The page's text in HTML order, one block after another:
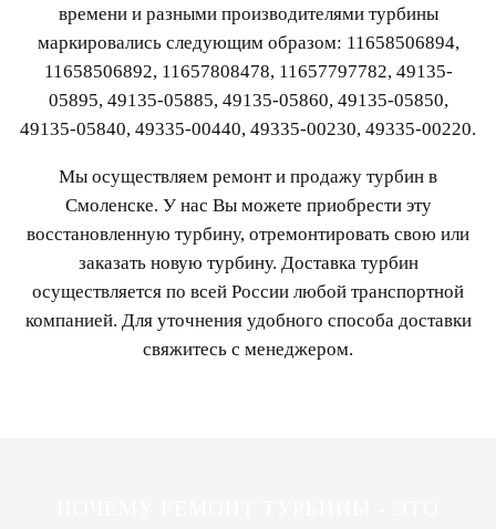
времени и разными производителями турбины
маркировались следующим образом: 11658506894,
11658506892, 11657808478, 11657797782, 49135-
05895, 49135-05885, 49135-05860, 49135-05850,
49135-05840, 49335-00440, 49335-00230, 49335-00220.
Мы осуществляем ремонт и продажу турбин в
Смоленске. У нас Вы можете приобрести эту
восстановленную турбину, отремонтировать свою или
заказать новую турбину. Доставка турбин
осуществляется по всей России любой транспортной
компанией. Для уточнения удобного способа доставки
свяжитесь с менеджером.